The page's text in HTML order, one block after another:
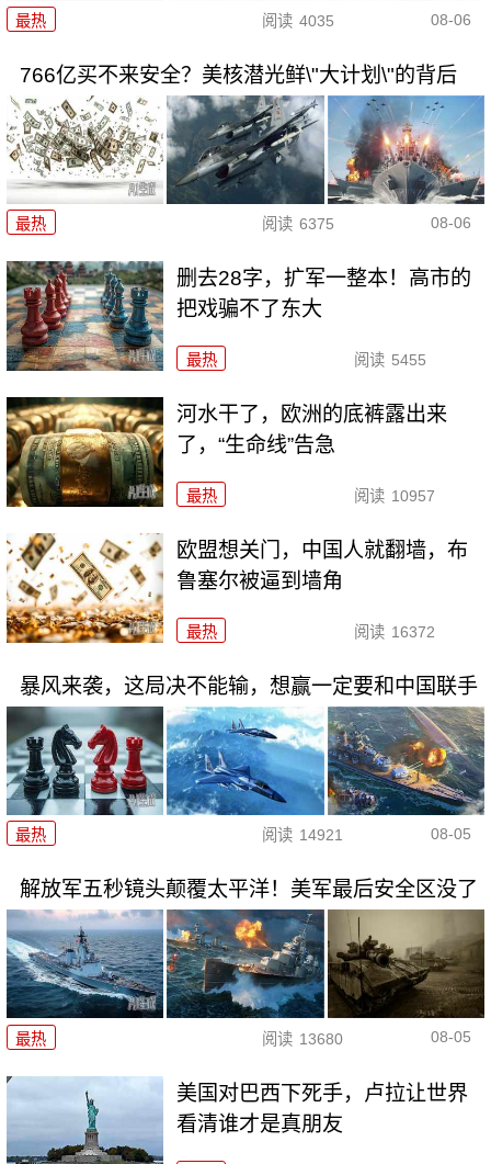
最热 阅读 4035 08-06
766亿买不来安全？美核潜光鲜\"大计划\"的背后
最热 阅读 6375 08-06
删去28字，扩军一整本！高市的
把戏骗不了东大
最热 阅读 5455
河水干了，欧洲的底裤露出来
了，“生命线”告急
最热 阅读 10957
欧盟想关门，中国人就翻墙，布
鲁塞尔被逼到墙角
最热 阅读 16372
暴风来袭，这局决不能输，想赢一定要和中国联手
最热 阅读 14921 08-05
解放军五秒镜头颠覆太平洋！美军最后安全区没了
最热 阅读 13680 08-05
美国对巴西下死手，卢拉让世界
看清谁才是真朋友